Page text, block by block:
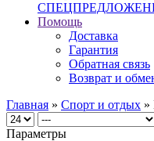
Помощь
Доставка
Гарантия
Обратная связь
Возврат и
Главная » Спорт и отдых »
Параметры